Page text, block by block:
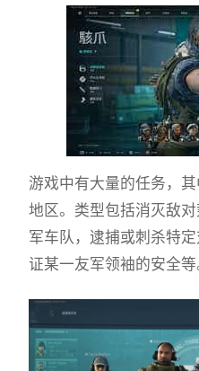
游戏中有大量的任务，
地区。类型包括消灭敌
军车队，逮捕或刺杀特
证某一友军领袖的安全等